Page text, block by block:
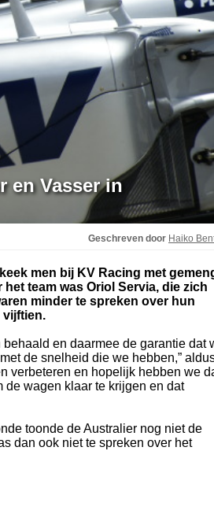
en Vasser in
Geschreven door Haiko
men bij KV Racing met
team was Oriol Servia, die zich
minder te spreken over hun
vijftien.
en daarmee de garantie dat
de snelheid die we hebben,”
verbeteren en hopelijk hebben we
wagen klaar te krijgen en dat
toonde de Australier nog niet de
dan ook niet te spreken over het